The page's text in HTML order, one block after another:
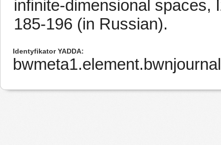
infinite-dimensional spaces,
185-196 (in Russian).
Identyfikator YADDA